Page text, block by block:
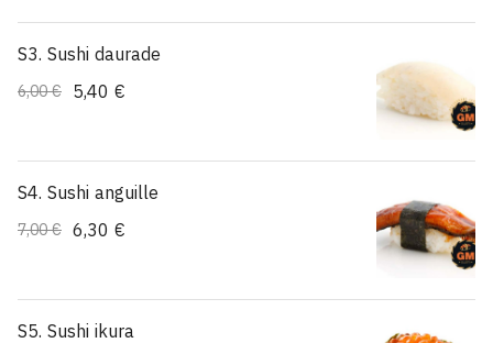
S3. Sushi daurade
6,00 € 5,40 €
S4. Sushi anguille
7,00 € 6,30 €
S5. Sushi ikura